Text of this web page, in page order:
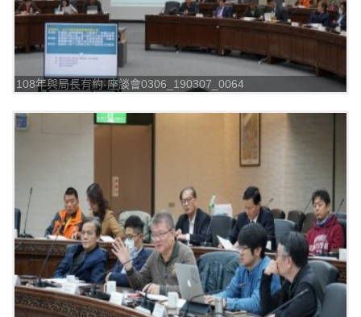
108年與局長有約-座談會0306_190307_0064